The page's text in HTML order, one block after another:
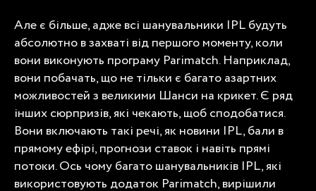
Але є більше, адже всі шанувальники IPL будуть
абсолютно в захваті від першого моменту, коли
вони виконують програму Parimatch. Наприклад,
вони побачать, що не тільки є багато азартних
можливостей з великими Шанси на крикет. Є ряд
інших сюрпризів, які чекають, щоб сподобатися.
Вони включають такі речі, як новини IPL, бали в
прямому ефірі, прогнози ставок і навіть прямі
потоки. Ось чому багато шанувальників IPL, які
використовують додаток Parimatch, вирішили